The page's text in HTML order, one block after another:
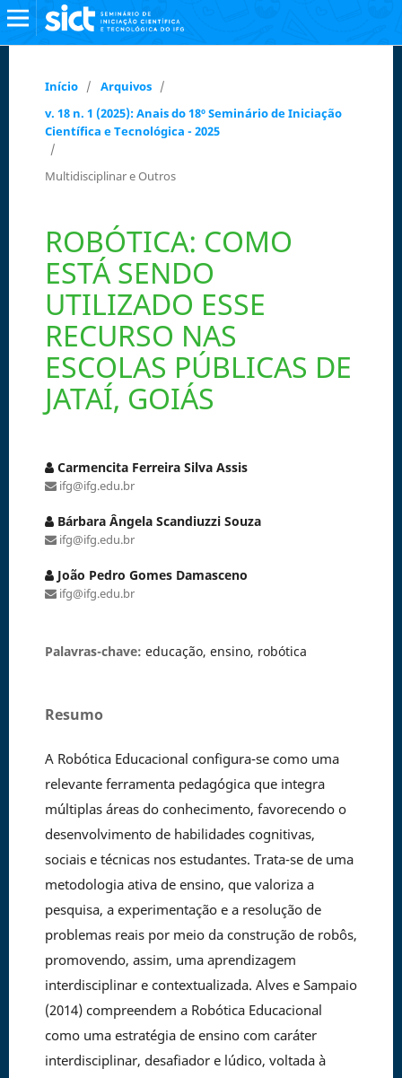
Início / Arquivos /
v. 18 n. 1 (2025): Anais do 18º Seminário de Iniciação
Científica e Tecnológica - 2025
/
Multidisciplinar e Outros
ROBÓTICA: COMO
ESTÁ SENDO
UTILIZADO ESSE
RECURSO NAS
ESCOLAS PÚBLICAS DE
JATAÍ, GOIÁS
Carmencita Ferreira Silva Assis
ifg@ifg.edu.br
Bárbara Ângela Scandiuzzi Souza
ifg@ifg.edu.br
João Pedro Gomes Damasceno
ifg@ifg.edu.br
Palavras-chave: educação, ensino, robótica
Resumo
A Robótica Educacional configura-se como uma
relevante ferramenta pedagógica que integra
múltiplas áreas do conhecimento, favorecendo o
desenvolvimento de habilidades cognitivas,
sociais e técnicas nos estudantes. Trata-se de uma
metodologia ativa de ensino, que valoriza a
pesquisa, a experimentação e a resolução de
problemas reais por meio da construção de robôs,
promovendo, assim, uma aprendizagem
interdisciplinar e contextualizada. Alves e Sampaio
(2014) compreendem a Robótica Educacional
como uma estratégia de ensino com caráter
interdisciplinar, desafiador e lúdico, voltada à